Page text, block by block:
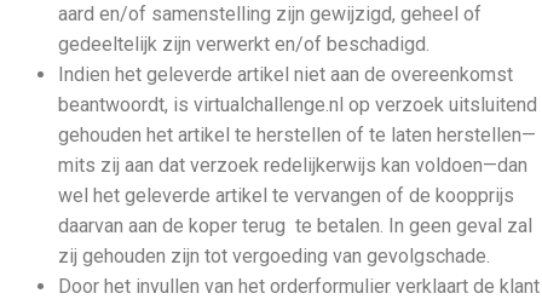
aard en/of samenstelling zijn gewijzigd, geheel of
gedeeltelijk zijn verwerkt en/of beschadigd.
Indien het geleverde artikel niet aan de overeenkomst
beantwoordt, is virtualchallenge.nl op verzoek uitsluitend
gehouden het artikel te herstellen of te laten herstellen—
mits zij aan dat verzoek redelijkerwijs kan voldoen—dan
wel het geleverde artikel te vervangen of de koopprijs
daarvan aan de koper terug te betalen. In geen geval zal
zij gehouden zijn tot vergoeding van gevolgschade.
Door het invullen van het orderformulier verklaart de klant